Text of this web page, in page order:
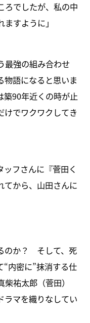
ろでしたが、私の中
すように」
最強の組み合わせ
物語になると思いま
90年近くの時が止
でワクワクしてき
ッフさんに『菅田く
てから、山田さんに
のか？ そして、死
“内密に”抹消する仕
祐太郎（菅田）
ラマを織りなしてい